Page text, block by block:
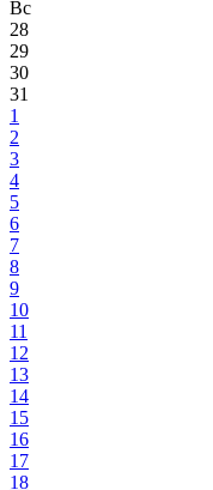
Вс
28
29
30
31
1
2
3
4
5
6
7
8
9
10
11
12
13
14
15
16
17
18